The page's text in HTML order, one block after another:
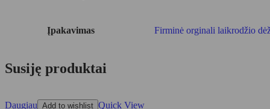
Įpakavimas Firminė orginali laikrodžio
Susiję produktai
Daugiau Add to wishlist Quick View